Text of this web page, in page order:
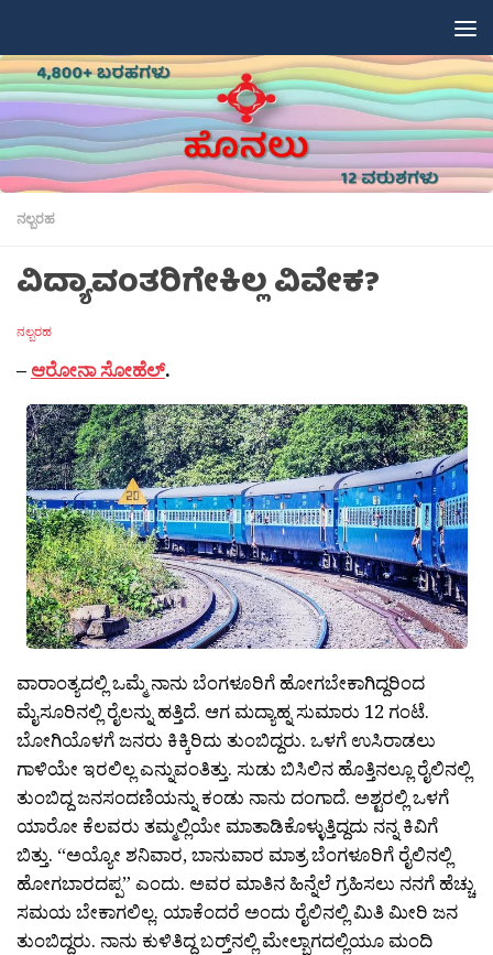
ನಲ್ಬರಹ
ವಿದ್ಯಾವಂತರಿಗೇಕಿಲ್ಲ ವಿವೇಕ?
ನಲ್ಬರಹ
– ಆರೋನಾ ಸೋಹೆಲ್.
ವಾರಾಂತ್ಯದಲ್ಲಿ ಒಮ್ಮೆ ನಾನು ಬೆಂಗಳೂರಿಗೆ ಹೋಗಬೇಕಾಗಿದ್ದರಿಂದ
ಮೈಸೂರಿನಲ್ಲಿ ರೈಲನ್ನು ಹತ್ತಿದೆ. ಆಗ ಮದ್ಯಾಹ್ನ ಸುಮಾರು 12 ಗಂಟೆ.
ಬೋಗಿಯೊಳಗೆ ಜನರು ಕಿಕ್ಕಿರಿದು ತುಂಬಿದ್ದರು. ಒಳಗೆ ಉಸಿರಾಡಲು
ಗಾಳಿಯೇ ಇರಲಿಲ್ಲ ಎನ್ನುವಂತಿತ್ತು. ಸುಡು ಬಿಸಿಲಿನ ಹೊತ್ತಿನಲ್ಲೂ ರೈಲಿನಲ್ಲಿ
ತುಂಬಿದ್ದ ಜನಸಂದಣಿಯನ್ನು ಕಂಡು ನಾನು ದಂಗಾದೆ. ಅಶ್ಟರಲ್ಲಿ ಒಳಗೆ
ಯಾರೋ ಕೆಲವರು ತಮ್ಮಲ್ಲಿಯೇ ಮಾತಾಡಿಕೊಳ್ಳುತ್ತಿದ್ದದು ನನ್ನ ಕಿವಿಗೆ
ಬಿತ್ತು. “ಅಯ್ಯೋ ಶನಿವಾರ, ಬಾನುವಾರ ಮಾತ್ರ ಬೆಂಗಳೂರಿಗೆ ರೈಲಿನಲ್ಲಿ
ಹೋಗಬಾರದಪ್ಪ” ಎಂದು. ಅವರ ಮಾತಿನ ಹಿನ್ನೆಲೆ ಗ್ರಹಿಸಲು ನನಗೆ ಹೆಚ್ಚು
ಸಮಯ ಬೇಕಾಗಲಿಲ್ಲ. ಯಾಕೆಂದರೆ ಅಂದು ರೈಲಿನಲ್ಲಿ ಮಿತಿ ಮೀರಿ ಜನ
ತುಂಬಿದ್ದರು. ನಾನು ಕುಳಿತಿದ್ದ ಬರ‍್ತ್‌ನಲ್ಲಿ ಮೇಲ್ಬಾಗದಲ್ಲಿಯೂ ಮಂದಿ